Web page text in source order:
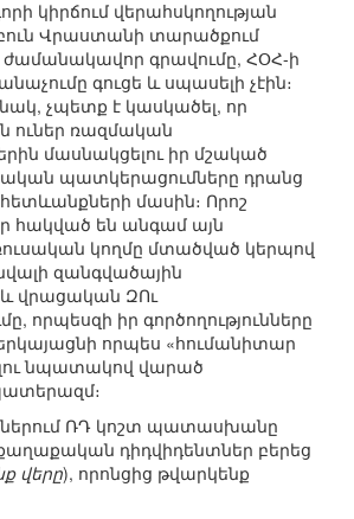
կիրճում վերահսկողության
Վրաստանի տարածքում
գրավումը, ՀՕՀ-ի
գուցե և սպասելի չէին։
չպետք է կասկածել, որ
ուներ ռազմական
մասնակցելու իր մշակած
պատկերացումները դրանց
մասին։ Որոշ
հակված են անգամ այն
կողմը մտածված կերպով
զանգվածային
վրացական ԶՈւ
որպեսզի իր գործողությունները
որպես «հումանիտար
նպատակով վարած
ՌԴ կոշտ պատասխանը
դիդվիդենտներ բերեց
վերը), որոնցից թվարկենք